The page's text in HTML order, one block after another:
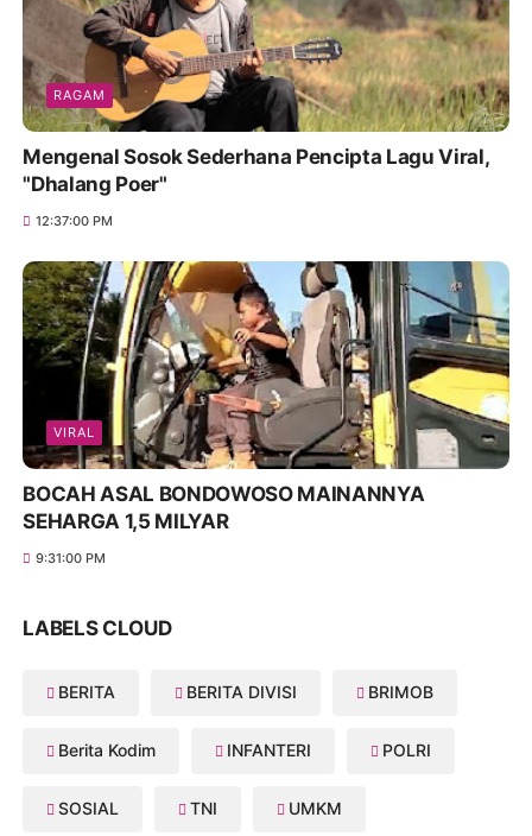
RAGAM
Mengenal Sosok Sederhana Pencipta Lagu Viral,
"Dhalang Poer"
12:37:00 PM
VIRAL
BOCAH ASAL BONDOWOSO MAINANNYA
SEHARGA 1,5 MILYAR
9:31:00 PM
LABELS CLOUD
BERITA BERITA DIVISI BRIMOB
Berita Kodim INFANTERI POLRI
SOSIAL TNI UMKM